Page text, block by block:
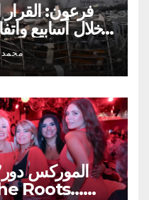
فرعون: القرار
خلال أسابيع